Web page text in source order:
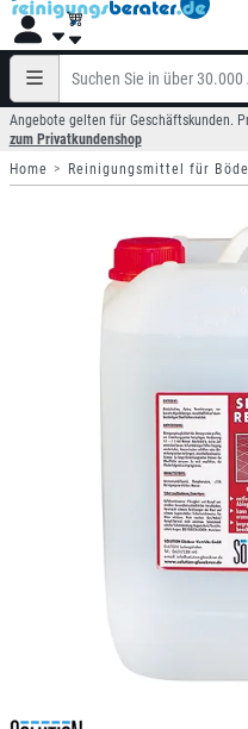
Angebote gelten für Geschäftskunden.
zum Privatkundenshop
Home
Reinigungsmittel für